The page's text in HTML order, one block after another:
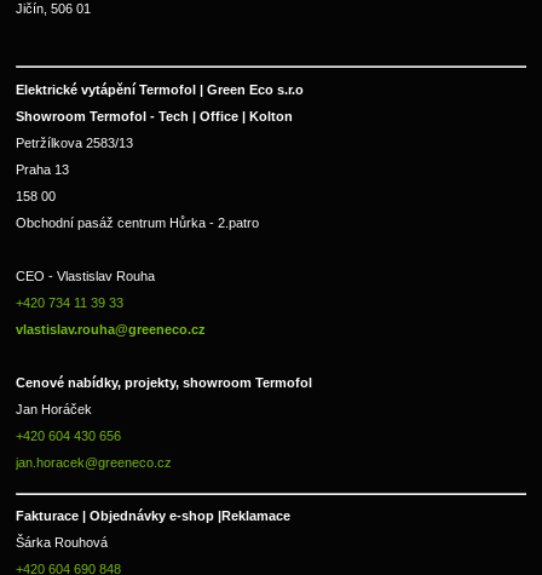
Jičín, 506 01
Elektrické vytápění Termofol | Green Eco s.r.o
Showroom Termofol - Tech | Office | Kolton
Petržílkova 2583/13
Praha 13
158 00
Obchodní pasáž centrum Hůrka - 2.patro
CEO - Vlastislav Rouha
+420 734 11 39 33
vlastislav.rouha@greeneco.cz
Cenové nabídky, projekty, showroom Termofol
Jan Horáček
+420 604 430 656
jan.horacek@greeneco.cz
Fakturace | Objednávky e-shop |
Reklamace
Šárka Rouhová
+420 604 690 848